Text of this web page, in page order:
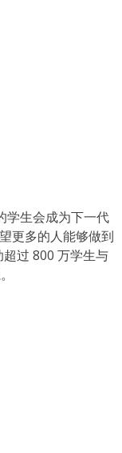
学生会成为下一代
更多的人能够做到
过 800 万学生与